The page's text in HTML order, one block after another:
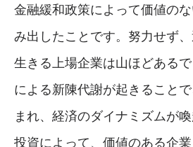
金融緩和政策によって価値のな
み出したことです。努力せず
生きる上場企業は山ほどある
による新陳代謝が起きること
まれ、経済のダイナミズムが
投資によって、価値のある企